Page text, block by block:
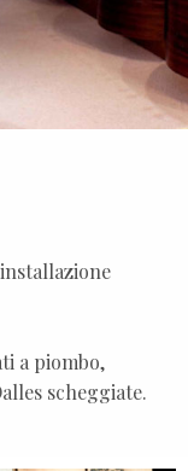
a piombo,
scheggiate.